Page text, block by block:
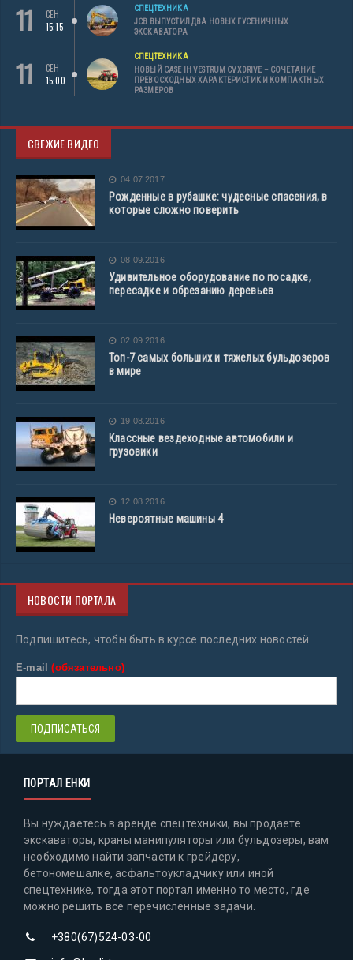
11
СЕН
15:15
СПЕЦТЕХНИКА
JCB ВЫПУСТИЛ ДВА НОВЫХ ГУСЕНИЧНЫХ
ЭКСКАВАТОРА
11
СЕН
15:00
СПЕЦТЕХНИКА
НОВЫЙ CASE IH VESTRUM CVXDRIVE – СОЧЕТАНИЕ
ПРЕВОСХОДНЫХ ХАРАКТЕРИСТИК И КОМПАКТНЫХ
РАЗМЕРОВ
СВЕЖИЕ ВИДЕО
04.07.2017
Рожденные в рубашке: чудесные спасения, в
которые сложно поверить
08.09.2016
Удивительное оборудование по посадке,
пересадке и обрезанию деревьев
02.09.2016
Топ-7 самых больших и тяжелых бульдозеров
в мире
19.08.2016
Классные вездеходные автомобили и
грузовики
12.08.2016
Невероятные машины 4
НОВОСТИ ПОРТАЛА
Подпишитесь, чтобы быть в курсе последних новостей.
E-mail(обязательно)
ПОРТАЛ ЕНКИ
Вы нуждаетесь в аренде спецтехники, вы продаете
экскаваторы, краны манипуляторы или бульдозеры, вам
необходимо найти запчасти к грейдеру,
бетономешалке, асфальтоукладчику или иной
спецтехнике, тогда этот портал именно то место, где
можно решить все перечисленные задачи.
+380(67)524-03-00